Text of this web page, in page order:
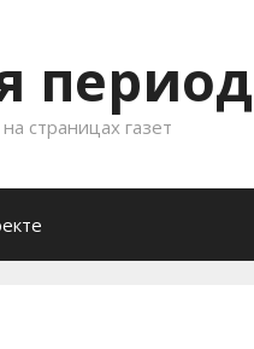
страницах газет